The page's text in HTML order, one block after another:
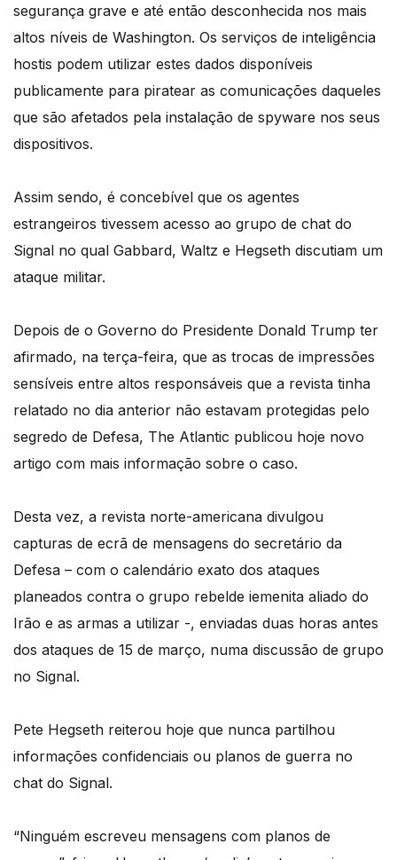
segurança grave e até então desconhecida nos mais
altos níveis de Washington. Os serviços de inteligência
hostis podem utilizar estes dados disponíveis
publicamente para piratear as comunicações daqueles
que são afetados pela instalação de spyware nos seus
dispositivos.
Assim sendo, é concebível que os agentes
estrangeiros tivessem acesso ao grupo de chat do
Signal no qual Gabbard, Waltz e Hegseth discutiam um
ataque militar.
Depois de o Governo do Presidente Donald Trump ter
afirmado, na terça-feira, que as trocas de impressões
sensíveis entre altos responsáveis que a revista tinha
relatado no dia anterior não estavam protegidas pelo
segredo de Defesa, The Atlantic publicou hoje novo
artigo com mais informação sobre o caso.
Desta vez, a revista norte-americana divulgou
capturas de ecrã de mensagens do secretário da
Defesa – com o calendário exato dos ataques
planeados contra o grupo rebelde iemenita aliado do
Irão e as armas a utilizar -, enviadas duas horas antes
dos ataques de 15 de março, numa discussão de grupo
no Signal.
Pete Hegseth reiterou hoje que nunca partilhou
informações confidenciais ou planos de guerra no
chat do Signal.
“Ninguém escreveu mensagens com planos de